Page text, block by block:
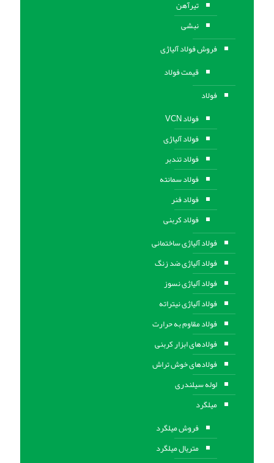
تیرآهن
نبشی
فروش فولاد آلیاژی
قیمت فولاد
فولاد
فولاد VCN
فولاد آلیاژی
فولاد تندبر
فولاد سمانته
فولاد فنر
فولاد کربنی
فولاد آلیاژی ساختمانی
فولاد آلیاژی ضد زنگ
فولاد آلیاژی نسوز
فولاد آلیاژی نیتراته
فولاد مقاوم به حرارت
فولادهای ابزار کربنی
فولادهای خوش تراش
لوله سیلندری
میلگرد
فروش میلگرد
متریال میلگرد